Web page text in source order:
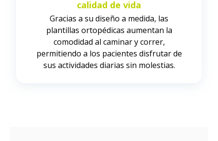
calidad de vida
Gracias a su diseño a medida, las
plantillas ortopédicas aumentan la
comodidad al caminar y correr,
permitiendo a los pacientes disfrutar de
sus actividades diarias sin molestias.